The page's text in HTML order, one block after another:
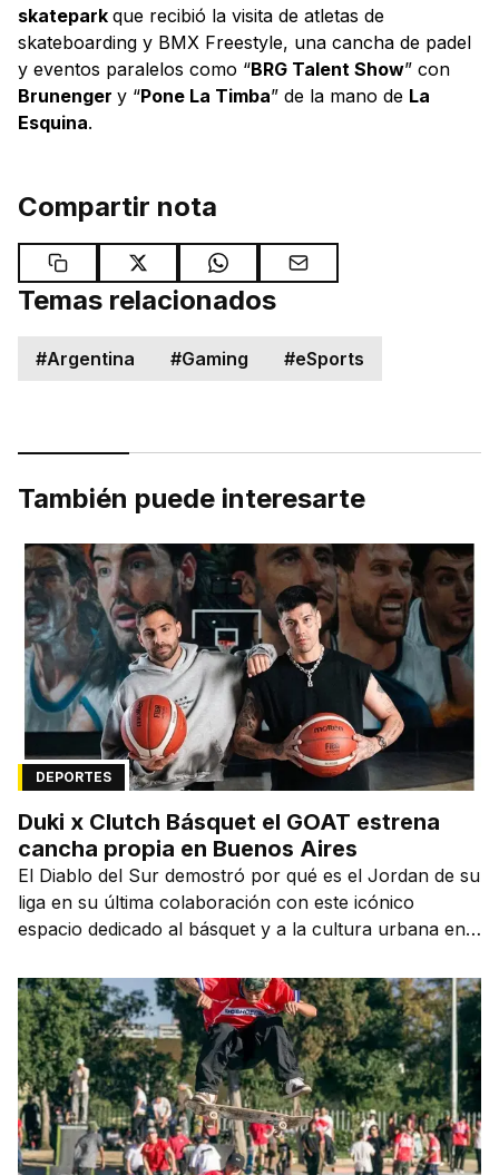
skatepark que recibió la visita de atletas de
skateboarding y BMX Freestyle, una cancha de padel
y eventos paralelos como “BRG Talent Show” con
Brunenger y “Pone La Timba” de la mano de La
Esquina.
Compartir nota
Temas relacionados
#Argentina #Gaming #eSports
También puede interesarte
DEPORTES
Duki x Clutch Básquet el GOAT estrena
cancha propia en Buenos Aires
El Diablo del Sur demostró por qué es el Jordan de su
liga en su última colaboración con este icónico
espacio dedicado al básquet y a la cultura urbana en